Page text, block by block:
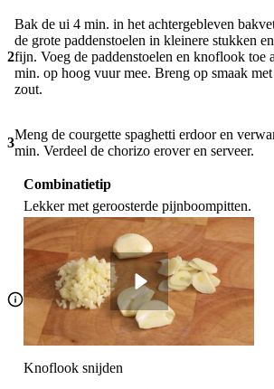
2
Bak de ui 4 min. in het achtergebleven
de grote paddenstoelen in kleinere stukken
fijn. Voeg de paddenstoelen en knoflook toe
min. op hoog vuur mee. Breng op smaak
zout.
3
Meng de courgette spaghetti erdoor en
min. Verdeel de chorizo erover en serveer.
Combinatietip
Lekker met geroosterde pijnboompitten.
Knoflook snijden